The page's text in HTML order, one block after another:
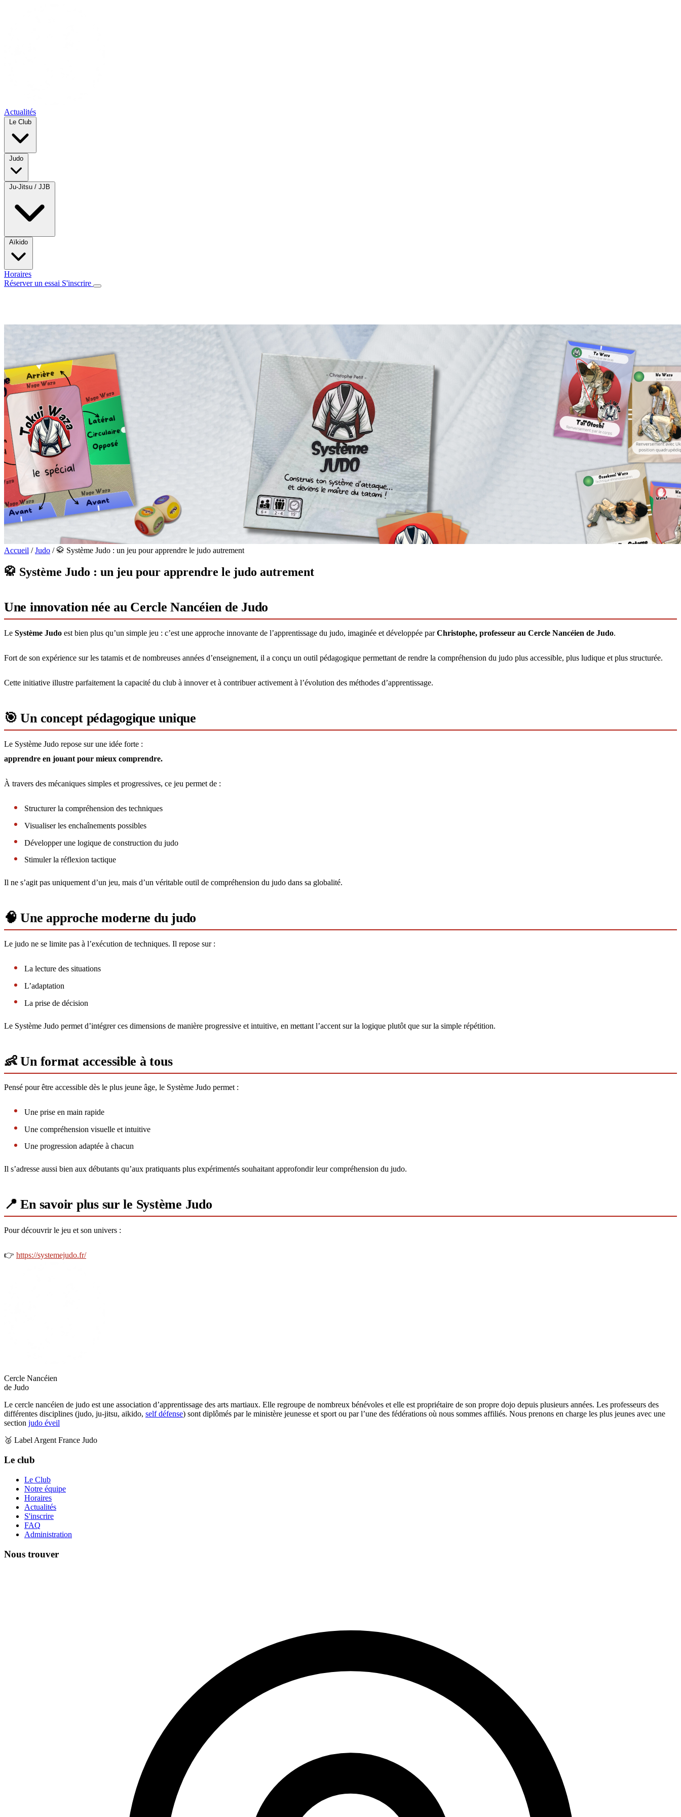
Actualités
Le Club
Judo
Ju-Jitsu / JJB
Aïkido
Horaires
Réserver un essai S'inscrire
Accueil / Judo / 🥋 Système Judo : un jeu pour apprendre le judo autrement
🥋 Système Judo : un jeu pour apprendre le judo autrement
Une innovation née au Cercle Nancéien de Judo
Le Système Judo est bien plus qu’un simple jeu : c’est une approche innovante de l’apprentissage du judo, imaginée et développée parChristophe, professeur au Cercle Nancéien de Judo.
Fort de son expérience sur les tatamis et de nombreuses années d’enseignement, il a conçu un outil pédagogique permettant de rendre la compréhension du judo plus accessible, plus ludique et plus structurée.
Cette initiative illustre parfaitement la capacité du club à innover et à contribuer activement à l’évolution des méthodes d’apprentissage.
🎯 Un concept pédagogique unique
Le Système Judo repose sur une idée forte :
apprendre en jouant pour mieux comprendre.
À travers des mécaniques simples et progressives, ce jeu permet de :
Structurer la compréhension des techniques
Visualiser les enchaînements possibles
Développer une logique de construction du judo
Stimuler la réflexion tactique
Il ne s’agit pas uniquement d’un jeu, mais d’un véritable outil de compréhension du judo dans sa globalité.
🧠 Une approche moderne du judo
Le judo ne se limite pas à l’exécution de techniques. Il repose sur :
La lecture des situations
L’adaptation
La prise de décision
Le Système Judo permet d’intégrer ces dimensions de manière progressive et intuitive, en mettant l’accent sur la logique plutôt que sur la simple répétition.
👶 Un format accessible à tous
Pensé pour être accessible dès le plus jeune âge, le Système Judo permet :
Une prise en main rapide
Une compréhension visuelle et intuitive
Une progression adaptée à chacun
Il s’adresse aussi bien aux débutants qu’aux pratiquants plus expérimentés souhaitant approfondir leur compréhension du judo.
📍 En savoir plus sur le Système Judo
Pour découvrir le jeu et son univers :
👉 https://systemejudo.fr/
Cercle Nancéien
de Judo
Le cercle nancéien de judo est une association d’apprentissage des arts martiaux. Elle regroupe de nombreux bénévoles et elle est propriétaire de son propre dojo depuis plusieurs années. Les professeurs des
différentes disciplines (judo, ju-jitsu, aikido, self défense) sont diplômés par le ministère jeunesse et sport ou par l’une des fédérations où nous sommes affiliés. Nous prenons en charge les plus jeunes avec une
section judo éveil
🥈 Label Argent France Judo
Le club
Le Club
Notre équipe
Horaires
Actualités
S'inscrire
FAQ
Administration
Nous trouver